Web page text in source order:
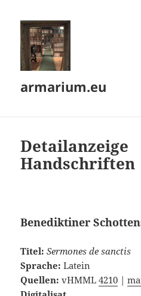
armarium.eu
Detailanzeige
Handschriften
Benediktiner
Titel:Sermones de sanctis
Sprache:Latein
Quellen:vHMML4210 |